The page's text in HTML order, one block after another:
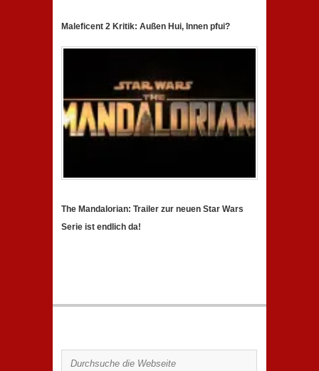
Maleficent 2 Kritik: Außen Hui, Innen pfui?
The Mandalorian: Trailer zur neuen Star Wars
Serie ist endlich da!